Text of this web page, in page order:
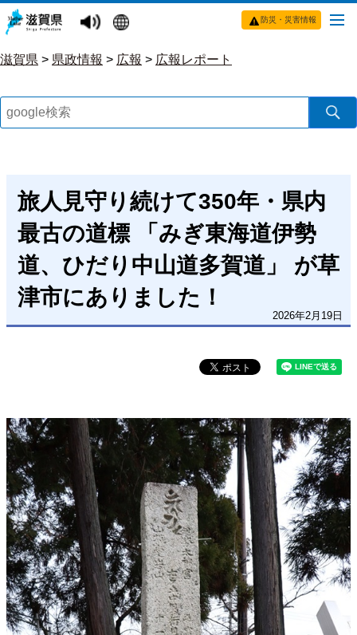
防災・災害情報
滋賀県 > 県政情報 > 広報 > 広報レポート
旅人見守り続けて350年・県内
最古の道標 「みぎ東海道伊勢
道、ひだり中山道多賀道」 が草
津市にありました！
2026年2月19日